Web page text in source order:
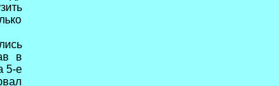
в
5-е